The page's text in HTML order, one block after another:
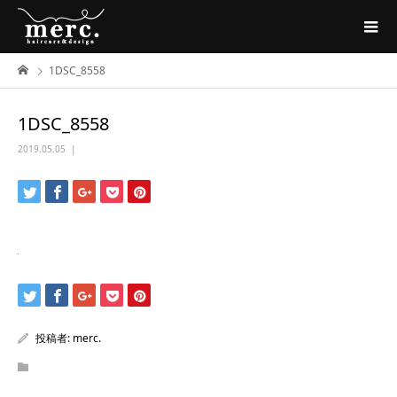
1DSC_8558
1DSC_8558
2019.05.05
投稿者: merc.